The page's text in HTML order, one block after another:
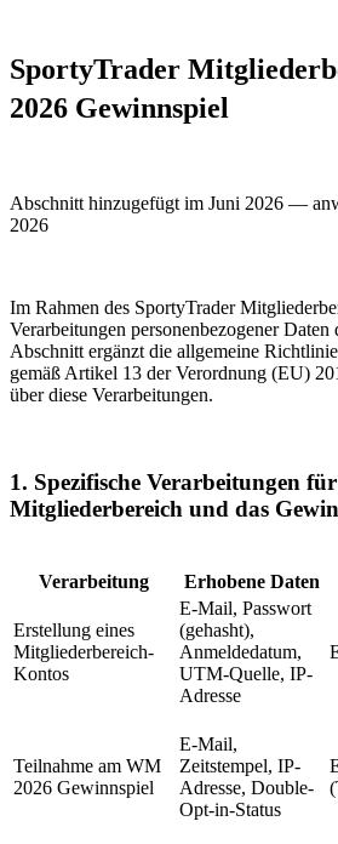
SportyTrader
2026 Gewinnspiel
Abschnitt hinzugefügt im Juni 2026 —
2026
Im Rahmen des SportyTrader
Verarbeitungen personenbezogener
Abschnitt ergänzt die allgemeine
gemäß Artikel 13 der Verordnung (EU)
über diese Verarbeitungen.
1. Spezifische Verarbeitungen
Mitgliederbereich und das
Verarbeitung Erhobene Daten
Erstellung eines
Mitgliederbereich-
Kontos
E-Mail, Passwort
(gehasht),
Anmeldedatum,
UTM-Quelle, IP-
Adresse
Teilnahme am WM
2026 Gewinnspiel
E-Mail,
Zeitstempel, IP-
Adresse, Double-
Opt-in-Status